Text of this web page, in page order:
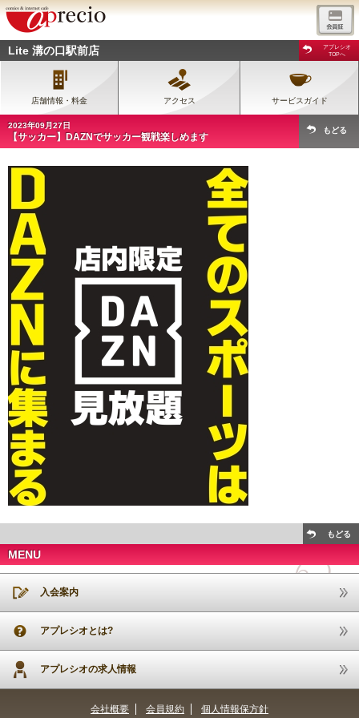
Lite 溝の口駅前店
アプレシオ
TOPへ
店舗情報・料金 アクセス サービスガイド
2023年09月27日
【サッカー】DAZNでサッカー観戦楽しめます
もどる
もどる
MENU
入会案内
アプレシオとは?
アプレシオの求人情報
会社概要 会員規約 個人情報保方針